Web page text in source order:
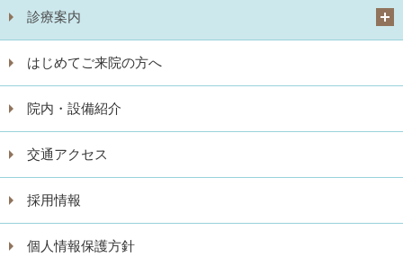
診療案内
はじめてご来院の方へ
院内・設備紹介
交通アクセス
採用情報
個人情報保護方針